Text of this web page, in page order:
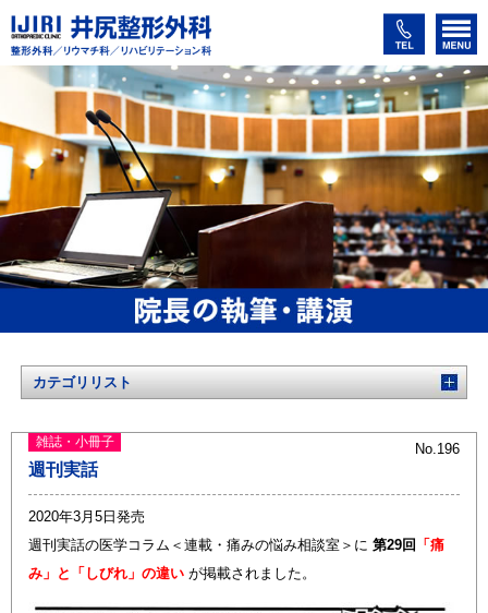
カテゴリリスト
雑誌・小冊子 No.196
週刊実話
2020年3月5日発売
週刊実話の医学コラム＜連載・痛みの悩み相談室＞に 第29回 「痛
み」と「しびれ」の違い が掲載されました。